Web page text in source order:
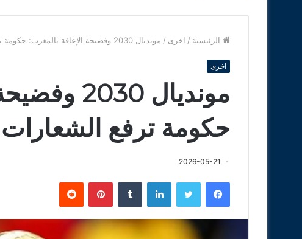
الرئيسية / اخرى / مونديال 2030 وفضيحة الإعاقة بالمغرب: حكومة ترفع الشعارات وتؤجل الحقوق .
اخرى
مونديال
حكومة ترفع
2026-05-21
فيسبوك لينكدإن بينتيريست